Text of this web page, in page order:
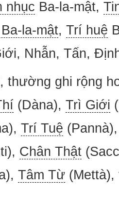
nhục Ba-la-mật,
la-mật, Trí huệ
Nhẫn, Tấn,
thường ghi rộng
(Dàna), Trì Giới
Trí Tuệ
Chân Thật
Tâm Từ (Mettà),